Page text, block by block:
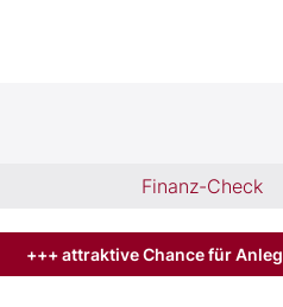
Finanz-Check
lesen
+++ attraktive Chance für